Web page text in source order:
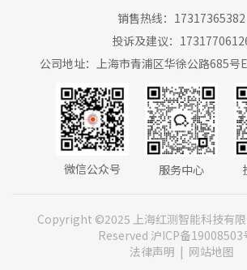
销售热线：17317365382
投诉及建议：
公司地址：上海市青浦区华徐公路685号
微信公众号 服务中心
Copyright ©2025 上海红测智能科技有
Reserved 沪ICP备19008503
法律声明 | 网站地图